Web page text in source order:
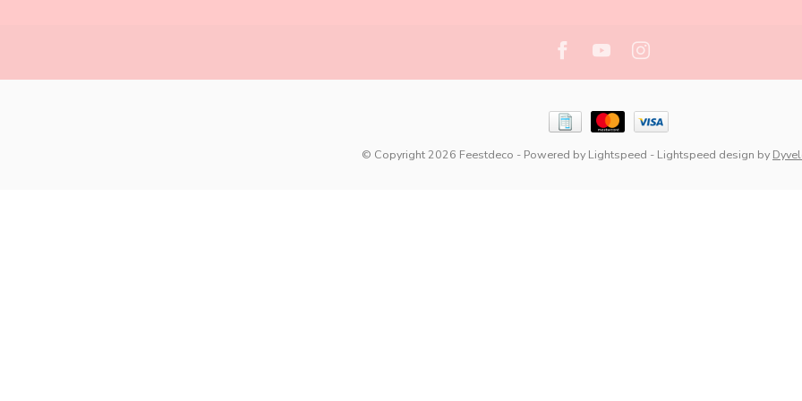
© Copyright 2026 Feestdeco - Powered by Lightspeed - Lightspeed design by